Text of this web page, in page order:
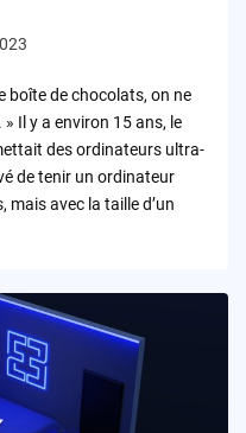
boîte de chocolats, on ne
Il y a environ 15 ans, le
des ordinateurs ultra-
de tenir un ordinateur
avec la taille d’un